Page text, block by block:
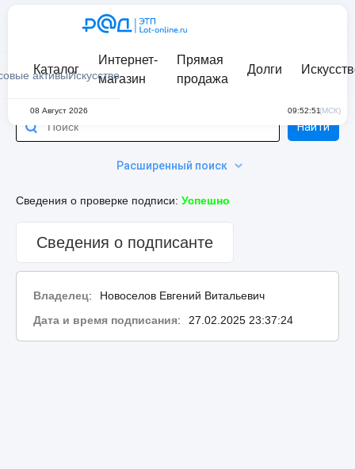
активыИскусство
Каталог
Интернет-
магазин
Прямая
продажа
Долги
08 Август 2026 09:52:51(МСК)
Расширенный поиск
Найти
Сведения о проверке подписи: Успешно
Сведения о подписанте
Владелец:
Новоселов Евгений Витальевич
Дата и время подписания: 27.02.2025 23:37:24